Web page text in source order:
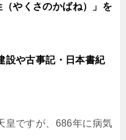
やくさのかばね）」を
設や古事記・日本書紀
皇ですが、686年に病気